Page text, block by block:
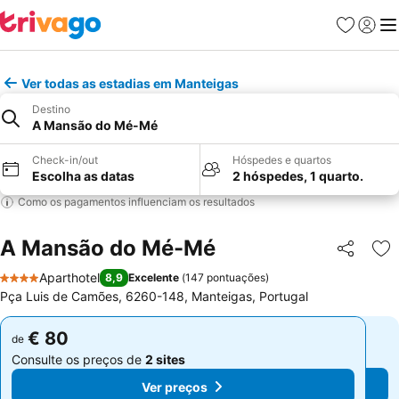
Favoritos
Iniciar
Ver todas as estadias em Manteigas
Destino
A Mansão do Mé-Mé
Check-in/out
Escolha as datas
Hóspedes e quartos
2 hóspedes, 1 quarto.
Como os pagamentos influenciam os resultados
A Mansão do Mé-Mé Partilhar
4 Estrelas
Aparthotel 8,9 Excelente (147 pontuações)
Pça Luis de Camões, 6260-148, Manteigas, Portugal
de € 80
Consulte os preços de 2 sites
Ver preços
de € 80
Consulte os preços de 2 sites
Ver preços